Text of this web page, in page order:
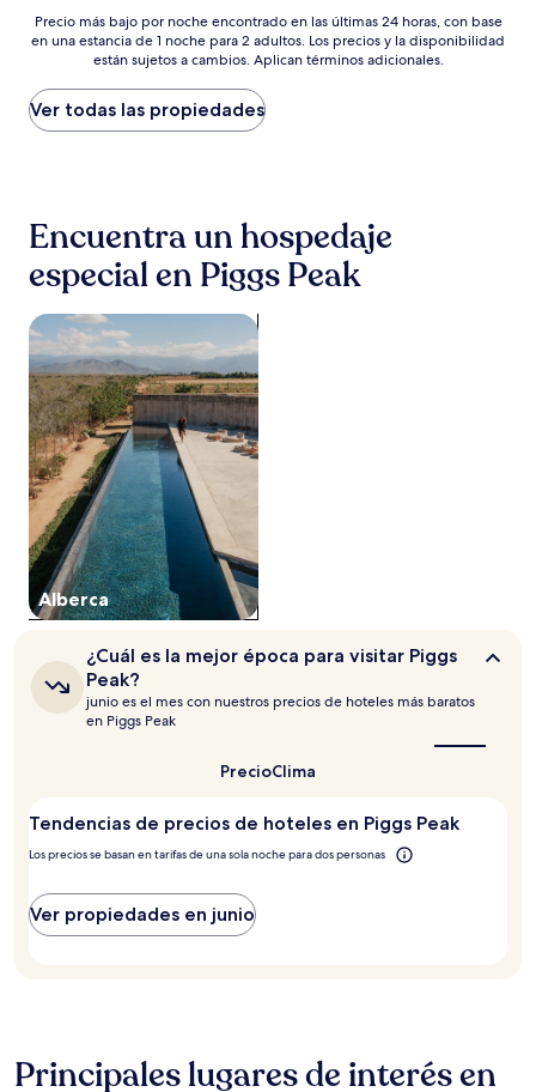
$106
Precio
más
por
noche
encontrado
horas,
base
una
estancia
de
1
noche
para
2
adultos.
Los
precios
y
la
disponibilidad
están
sujetos
cambios.
Aplican
términos
adicionales.
Precio más bajo por noche encontrado en las últimas 24 horas, con base
en una estancia de 1 noche para 2 adultos. Los precios y la disponibilidad
están sujetos a cambios. Aplican términos adicionales.
Ver todas las propiedades
Encuentra un hospedaje
especial en Piggs Peak
Alberca
Buscar propiedades con alberca
¿Cuál
es
la
mejor
época
¿Cuál es la mejor época para visitar Piggs
Peak?
junio es el mes con nuestros precios de hoteles más baratos
en Piggs Peak
PrecioClima
Tendencias de precios de hoteles en Piggs Peak
Los precios se basan en tarifas de una sola noche para dos personas
Ver propiedades en junio
Principales lugares de interés en